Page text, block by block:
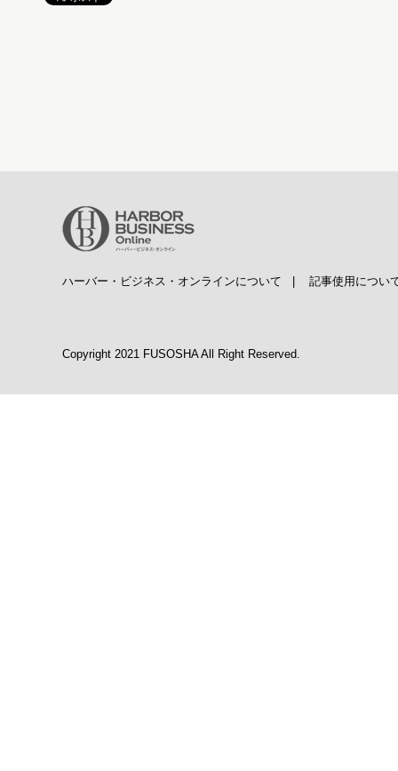
ハーバー・ビジネス・オンラインについて 記事使用につい
Copyright 2021 FUSOSHA All Right Reserved.